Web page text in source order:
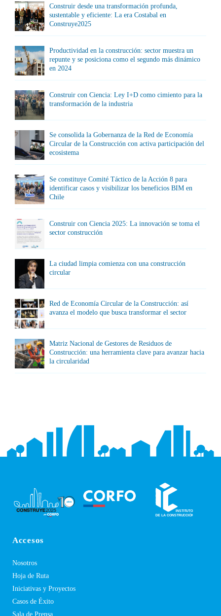
Construir desde una transformación profunda,
sustentable y eficiente: La era Costabal en
Construye2025
Productividad en la construcción: sector muestra un
repunte y se posiciona como el segundo más dinámico
en 2024
Construir con Ciencia: Ley I+D como cimiento para la
transformación de la industria
Se consolida la Gobernanza de la Red de Economía
Circular de la Construcción con activa participación del
ecosistema
Se constituye Comité Táctico de la Acción 8 para
identificar casos y visibilizar los beneficios BIM en
Chile
Construir con Ciencia 2025: La innovación se toma el
sector construcción
La ciudad limpia comienza con una construcción
circular
Red de Economía Circular de la Construcción: así
avanza el modelo que busca transformar el sector
Matriz Nacional de Gestores de Residuos de
Construcción: una herramienta clave para avanzar hacia
la circularidad
Accesos
Nosotros
Hoja de Ruta
Iniciativas y Proyectos
Casos de Éxito
Sala de Prensa